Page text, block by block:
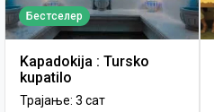
Бестселер
Kapadokija : Tursko
kupatilo
Трајање: 3 сат